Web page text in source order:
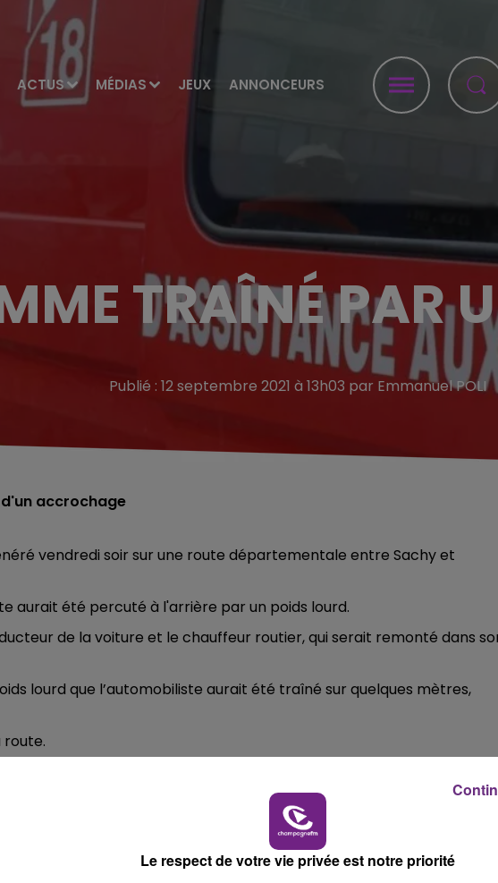
ACTUS MÉDIAS JEUX ANNONCEURS
19h00 - 19h15
LA POP MACHINE - CHAMPAGNE FM
TRAÎNÉ PAR
Publié : 12 septembre 2021 à 13h03 par Emmanuel POLI
accrochage
vendredi soir sur une route départementale entre Sachy et
aurait été percuté à l'arrière par un poids lourd.
de la voiture et le chauffeur routier, qui serait remonté dans
lourd que l’automobiliste aurait été traîné sur quelques mètres,
route.
transféré à l'hôpital de Sedan.
les circonstances précises de l’accident.
Le respect de votre vie privée est notre priorité